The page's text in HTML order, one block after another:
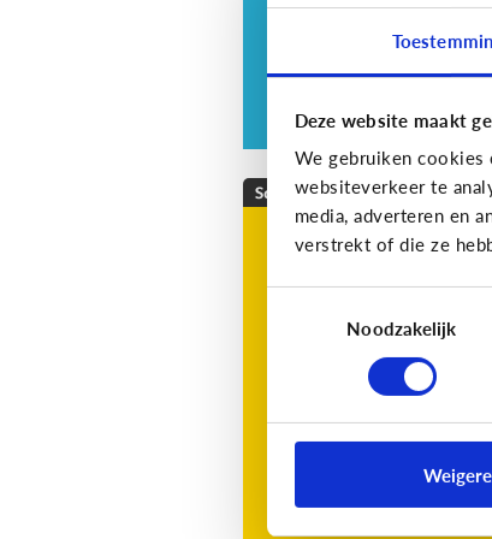
Deze website maakt
We gebruiken cookies
websiteverkeer te
media, adverteren en
verstrekt of die ze
Noodzakelijk
School
Wat is Bingel?
Bingel is een online
voor kinderen in de